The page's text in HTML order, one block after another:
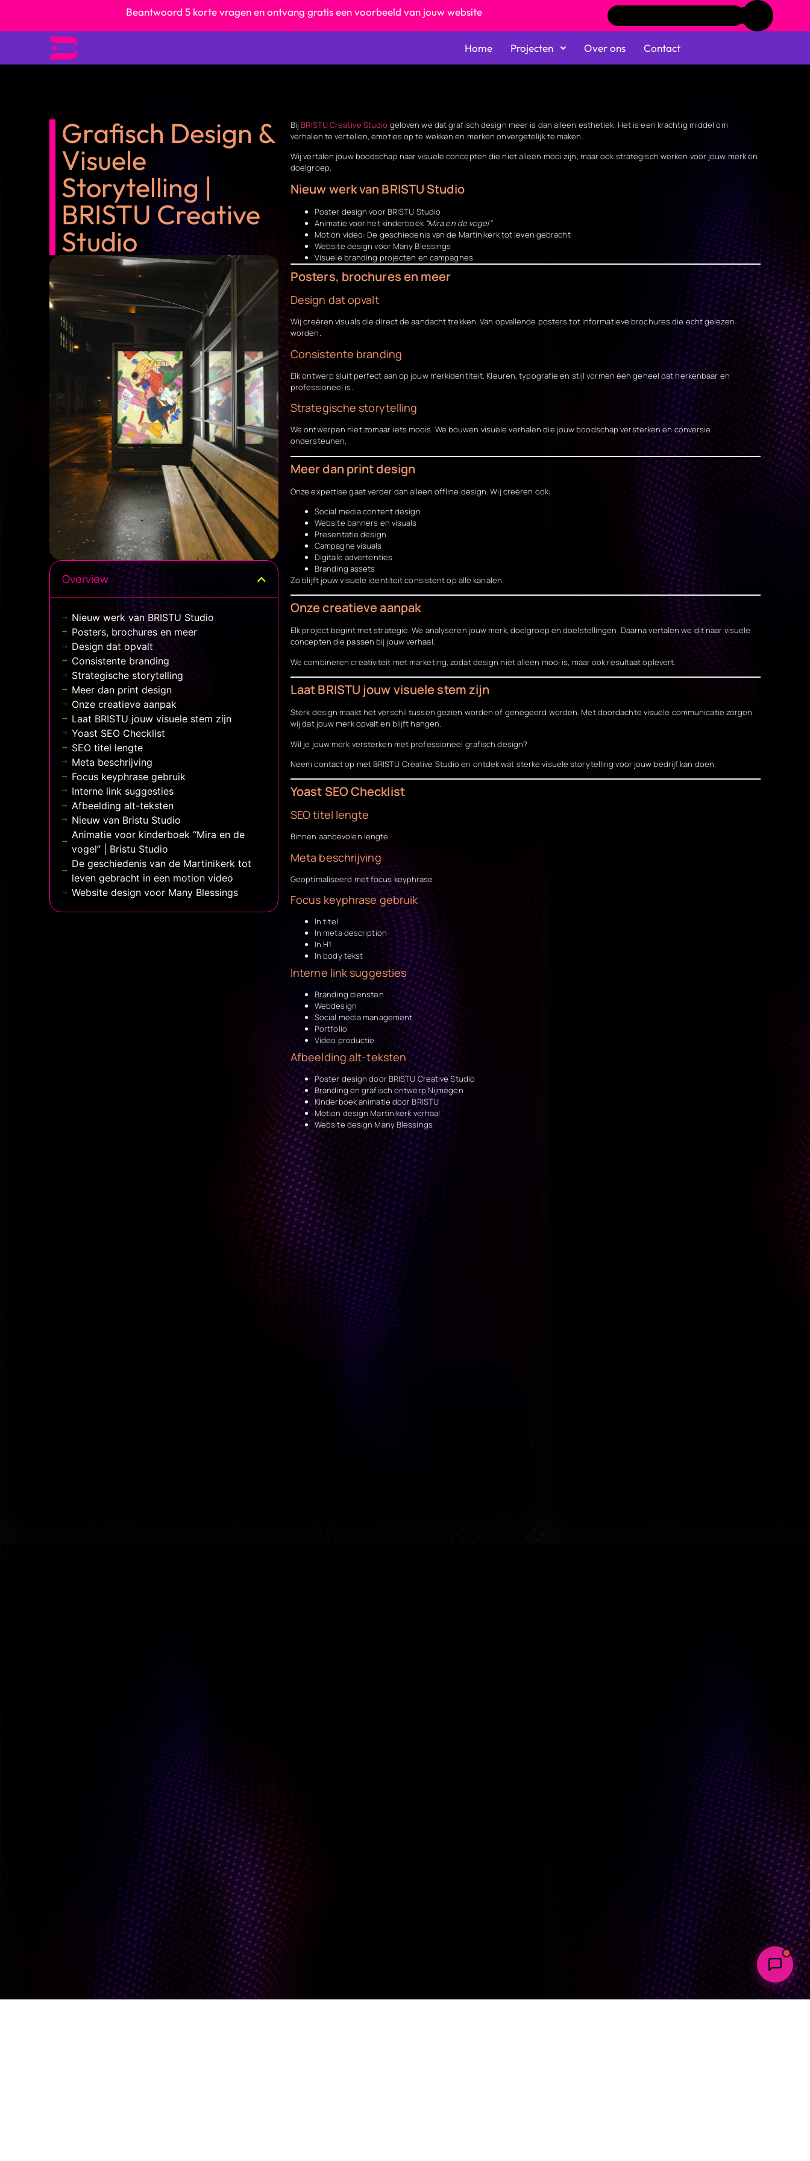
Beantwoord 5 korte vragen en ontvang gratis een voorbeeld van jouw website
Home Projecten Over ons Contact
Grafisch Design &
Visuele
Storytelling |
BRISTU Creative
Studio
Overview
Nieuw werk van BRISTU Studio
Posters, brochures en meer
Design dat opvalt
Consistente branding
Strategische storytelling
Meer dan print design
Onze creatieve aanpak
Laat BRISTU jouw visuele stem zijn
Yoast SEO Checklist
SEO titel lengte
Meta beschrijving
Focus keyphrase gebruik
Interne link suggesties
Afbeelding alt-teksten
Nieuw van Bristu Studio
Animatie voor kinderboek “Mira en de
vogel” | Bristu Studio
De geschiedenis van de Martinikerk tot
leven gebracht in een motion video
Website design voor Many Blessings
Bij BRISTU Creative Studio geloven we dat grafisch design meer is dan alleen esthetiek. Het is een krachtig middel om
verhalen te vertellen, emoties op te wekken en merken onvergetelijk te maken.
Wij vertalen jouw boodschap naar visuele concepten die niet alleen mooi zijn, maar ook strategisch werken voor jouw merk en
doelgroep.
Nieuw werk van BRISTU Studio
Poster design voor BRISTU Studio
Animatie voor het kinderboek “Mira en de vogel”
Motion video: De geschiedenis van de Martinikerk tot leven gebracht
Website design voor Many Blessings
Visuele branding projecten en campagnes
Posters, brochures en meer
Design dat opvalt
Wij creëren visuals die direct de aandacht trekken. Van opvallende posters tot informatieve brochures die echt gelezen
worden.
Consistente branding
Elk ontwerp sluit perfect aan op jouw merkidentiteit. Kleuren, typografie en stijl vormen één geheel dat herkenbaar en
professioneel is.
Strategische storytelling
We ontwerpen niet zomaar iets moois. We bouwen visuele verhalen die jouw boodschap versterken en conversie
ondersteunen.
Meer dan print design
Onze expertise gaat verder dan alleen offline design. Wij creëren ook:
Social media content design
Website banners en visuals
Presentatie design
Campagne visuals
Digitale advertenties
Branding assets
Zo blijft jouw visuele identiteit consistent op alle kanalen.
Onze creatieve aanpak
Elk project begint met strategie. We analyseren jouw merk, doelgroep en doelstellingen. Daarna vertalen we dit naar visuele
concepten die passen bij jouw verhaal.
We combineren creativiteit met marketing, zodat design niet alleen mooi is, maar ook resultaat oplevert.
Laat BRISTU jouw visuele stem zijn
Sterk design maakt het verschil tussen gezien worden of genegeerd worden. Met doordachte visuele communicatie zorgen
wij dat jouw merk opvalt en blijft hangen.
Wil je jouw merk versterken met professioneel grafisch design?
Neem contact op met BRISTU Creative Studio en ontdek wat sterke visuele storytelling voor jouw bedrijf kan doen.
Yoast SEO Checklist
SEO titel lengte
Binnen aanbevolen lengte
Meta beschrijving
Geoptimaliseerd met focus keyphrase
Focus keyphrase gebruik
In titel
In meta description
In H1
In body tekst
Interne link suggesties
Branding diensten
Webdesign
Social media management
Portfolio
Video productie
Afbeelding alt-teksten
Poster design door BRISTU Creative Studio
Branding en grafisch ontwerp Nijmegen
Kinderboek animatie door BRISTU
Motion design Martinikerk verhaal
Website design Many Blessings
Meestal direct antwoord